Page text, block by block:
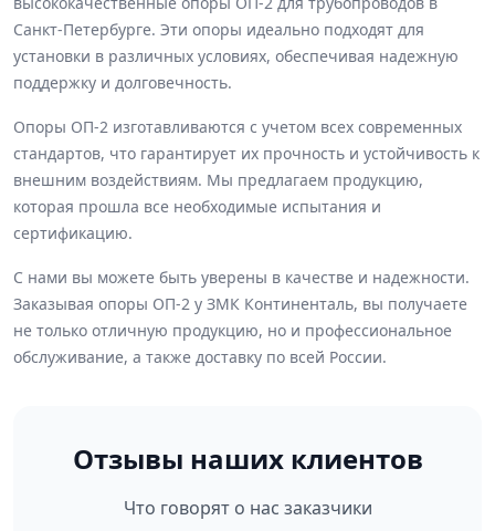
Санкт-Петербурге. Эти опоры идеально подходят для
установки в различных условиях, обеспечивая надежную
поддержку и долговечность.
Опоры ОП-2 изготавливаются с учетом всех современных
стандартов, что гарантирует их прочность и устойчивость к
внешним воздействиям. Мы предлагаем продукцию,
которая прошла все необходимые испытания и
сертификацию.
С нами вы можете быть уверены в качестве и надежности.
Заказывая опоры ОП-2 у ЗМК Континенталь, вы получаете
не только отличную продукцию, но и профессиональное
обслуживание, а также доставку по всей России.
Отзывы наших клиентов
Что говорят о нас заказчики